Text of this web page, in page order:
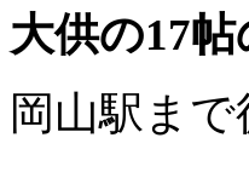
大供の17
岡山駅ま